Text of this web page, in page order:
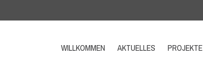
WILLKOMMEN AKTUELLES PROJEKTE